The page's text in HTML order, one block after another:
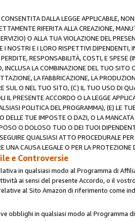
DALLA LEGGE APPLICABILE,
RIFERITA ALLA CREAZIONE,
O ALLA TUA VIOLAZIONE DEL
I NOSTRI E I LORO RISPETTIVI
RESPONSABILITÀ, COSTI, E SPESE
INCLUSA LA COMBINAZIONE DEL TUO SITO
LA FABBRICAZIONE, LA
SUL O NEL TUO SITO, (C) IL TUO USO DI
IL PRESENTE ACCORDO O LA LEGGE
POLITICA DEL PROGRAMMA), (E) LE
DELLE TUE IMPOSTE O DAZI, O LA
O DOLOSO TUO O DEI TUOI
QUALSIASI ATTO PROCEDURALE
UNA CAUSA LEGALE O PER LA
e Controversie
in qualsiasi modo al Programma di
ai sensi del presente Accordo, o il
al Sito Amazon di riferimento come
obblighi in qualsiasi modo al